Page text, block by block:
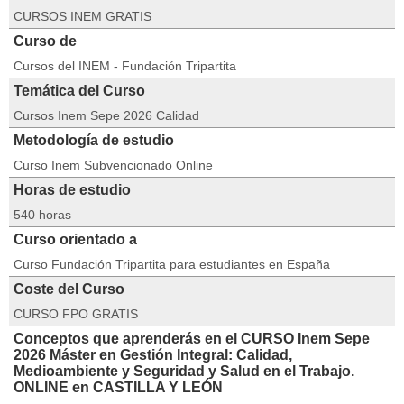
CURSOS INEM GRATIS
Curso de
Cursos del INEM - Fundación Tripartita
Temática del Curso
Cursos Inem Sepe 2026 Calidad
Metodología de estudio
Curso Inem Subvencionado Online
Horas de estudio
540 horas
Curso orientado a
Curso Fundación Tripartita para estudiantes en España
Coste del Curso
CURSO FPO GRATIS
Conceptos que aprenderás en el CURSO Inem Sepe
2026 Máster en Gestión Integral: Calidad,
Medioambiente y Seguridad y Salud en el Trabajo.
ONLINE en CASTILLA Y LEÓN